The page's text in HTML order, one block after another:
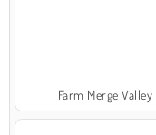
Farm Merge Valley